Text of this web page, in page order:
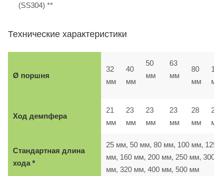
(SS304) **
Технические характеристики
Ø поршня
32
мм
40
мм
50
мм
63
мм
80
мм
мм
Ход демпфера
21
мм
23
мм
23
мм
23
мм
28
мм
28
Стандартная длина
хода *
25 мм, 50 мм, 80 мм, 100 мм, 125
мм, 160 мм, 200 мм, 250 мм, 300
мм, 320 мм, 400 мм, 500 мм